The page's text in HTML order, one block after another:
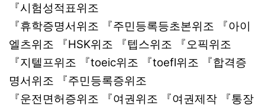
『시험성적표위조
『휴학증명서위조 『주민등록등초본위조 『아이
엘츠위조 『HSK위조 『텝스위조 『오픽위조
『지텔프위조 『toeic위조 『toefl위조 『합격증
명서위조 『주민등록증위조
『운전면허증위조 『여권위조 『여권제작 『통장